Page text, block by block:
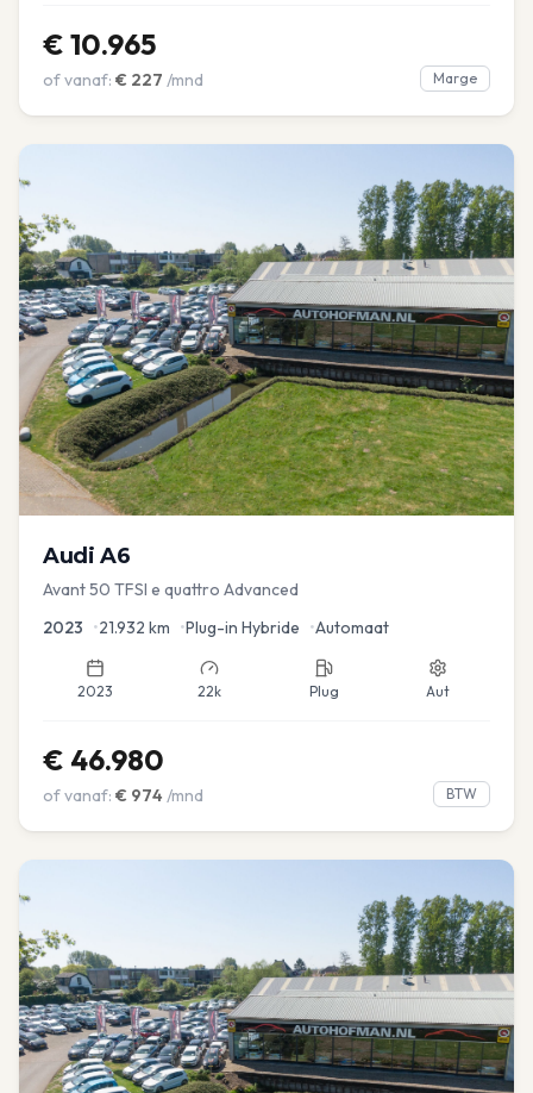
€ 10.965
of vanaf: € 227 /mnd Marge
Audi A6
Avant 50 TFSI e quattro Advanced
2023 •21.932 km •Plug-in Hybride •Automaat
2023 22k Plug Aut
€ 46.980
of vanaf: € 974 /mnd BTW